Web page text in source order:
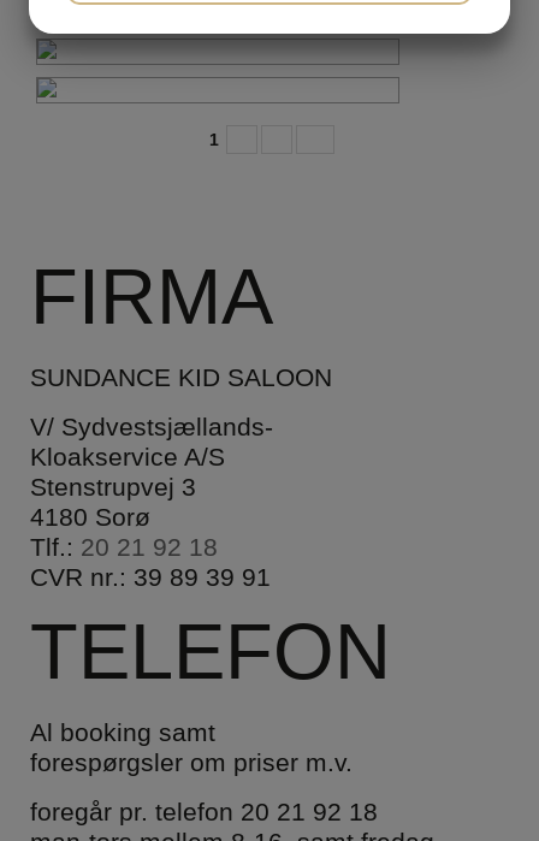
1
FIRMA
SUNDANCE KID SALOON
V/ Sydvestsjællands-
Kloakservice A/S
Stenstrupvej 3
4180 Sorø
Tlf.: 20 21 92 18
CVR nr.: 39 89 39 91
TELEFON
Al booking samt
forespørgsler om priser m.v.
foregår pr. telefon 20 21 92 18